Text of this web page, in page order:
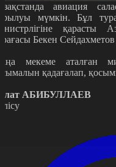
авиация
мүмкін. Бұл
қарасты
Бекен
мекеме аталған
қадағалап,
АБИБУЛЛАЕВ